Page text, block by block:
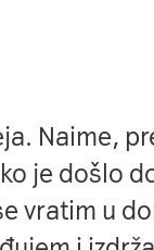
Naime,
je došlo
vratim u